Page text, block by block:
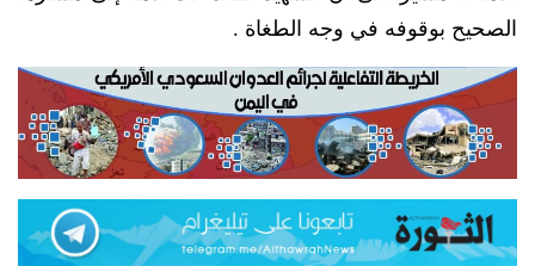
الصحيح بوقوفه في وجه الطغاة .